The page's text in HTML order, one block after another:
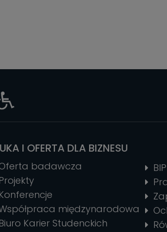
I OFERTA DLA BIZNESU
badawcza
międzynarodowa
Karier Studenckich
BIP